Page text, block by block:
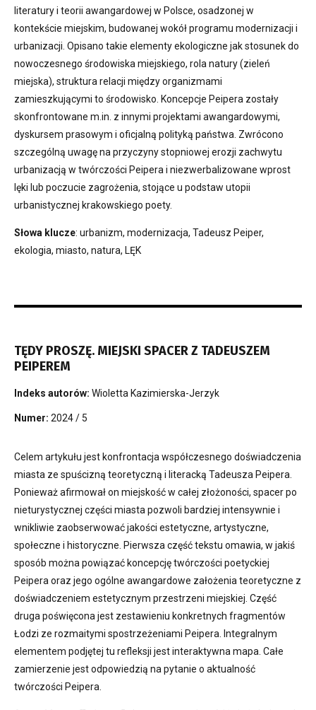
literatury i teorii awangardowej w Polsce, osadzonej w
kontekście miejskim, budowanej wokół programu modernizacji i
urbanizacji. Opisano takie elementy ekologiczne jak stosunek do
nowoczesnego środowiska miejskiego, rola natury (zieleń
miejska), struktura relacji między organizmami
zamieszkującymi to środowisko. Koncepcje Peipera zostały
skonfrontowane m.in. z innymi projektami awangardowymi,
dyskursem prasowym i oficjalną polityką państwa. Zwrócono
szczególną uwagę na przyczyny stopniowej erozji zachwytu
urbanizacją w twórczości Peipera i niezwerbalizowane wprost
lęki lub poczucie zagrożenia, stojące u podstaw utopii
urbanistycznej krakowskiego poety.
Słowa klucze: urbanizm, modernizacja, Tadeusz Peiper,
ekologia, miasto, natura, LĘK
TĘDY PROSZĘ. MIEJSKI SPACER Z TADEUSZEM
PEIPEREM
Indeks autorów: Wioletta Kazimierska-Jerzyk
Numer: 2024 / 5
Celem artykułu jest konfrontacja współczesnego doświadczenia
miasta ze spuścizną teoretyczną i literacką Tadeusza Peipera.
Ponieważ afirmował on miejskość w całej złożoności, spacer po
nieturystycznej części miasta pozwoli bardziej intensywnie i
wnikliwie zaobserwować jakości estetyczne, artystyczne,
społeczne i historyczne. Pierwsza część tekstu omawia, w jakiś
sposób można powiązać koncepcję twórczości poetyckiej
Peipera oraz jego ogólne awangardowe założenia teoretyczne z
doświadczeniem estetycznym przestrzeni miejskiej. Część
druga poświęcona jest zestawieniu konkretnych fragmentów
Łodzi ze rozmaitymi spostrzeżeniami Peipera. Integralnym
elementem podjętej tu refleksji jest interaktywna mapa. Całe
zamierzenie jest odpowiedzią na pytanie o aktualność
twórczości Peipera.